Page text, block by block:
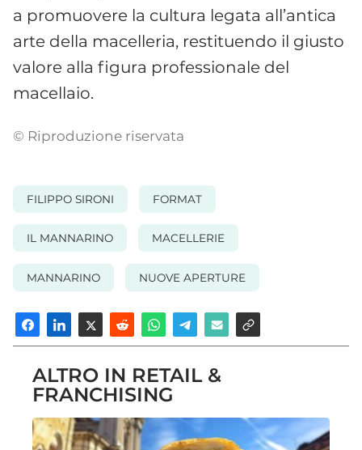
a promuovere la cultura legata all’antica
arte della macelleria, restituendo il giusto
valore alla figura professionale del
macellaio.
© Riproduzione riservata
FILIPPO SIRONI FORMAT
IL MANNARINO MACELLERIE
MANNARINO NUOVE APERTURE
ALTRO IN RETAIL &
FRANCHISING